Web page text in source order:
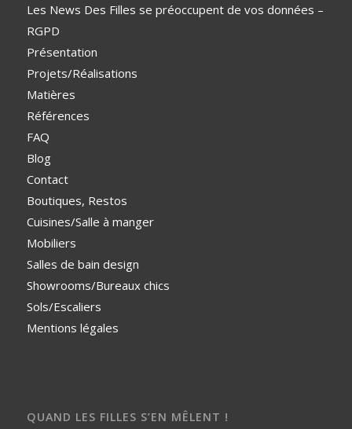
Les News Des Filles se préoccupent de vos données –
RGPD
Présentation
Projets/Réalisations
Matières
Références
FAQ
Blog
Contact
Boutiques, Restos
Cuisines/Salle à manger
Mobiliers
Salles de bain design
Showrooms/Bureaux chics
Sols/Escaliers
Mentions légales
QUAND LES FILLES S’EN MÊLENT !